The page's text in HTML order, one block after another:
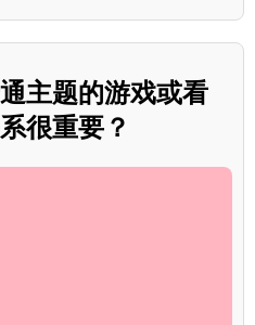
主题的游戏或看
很重要？